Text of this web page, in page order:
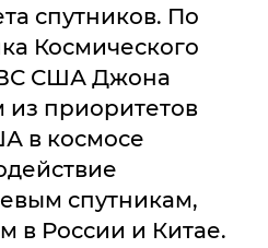
спутников. По
Космического
США Джона
приоритетов
в космосе
спутникам,
в России и Китае.